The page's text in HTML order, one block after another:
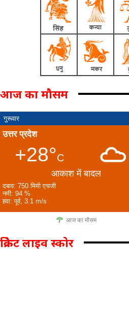
आज का मौसम
गुरूवार
उत्तर प्रदेश
+28°C
आकाश में बादल
दबाव: 750 मिमी एचजी
नमी: 94 %
हवा: पूर्व, 3.1 m/s
आज का मौसम
क्रिकेट लाइव स्कोर